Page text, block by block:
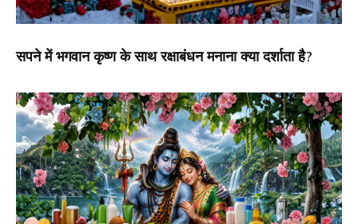
सपने में भगवान कृष्ण के साथ रक्षाबंधन मनाना क्या दर्शाता है?